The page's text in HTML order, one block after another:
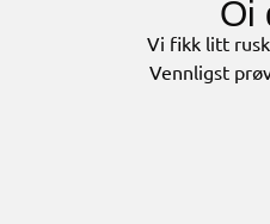
Oi
Vi fikk litt
Vennligst